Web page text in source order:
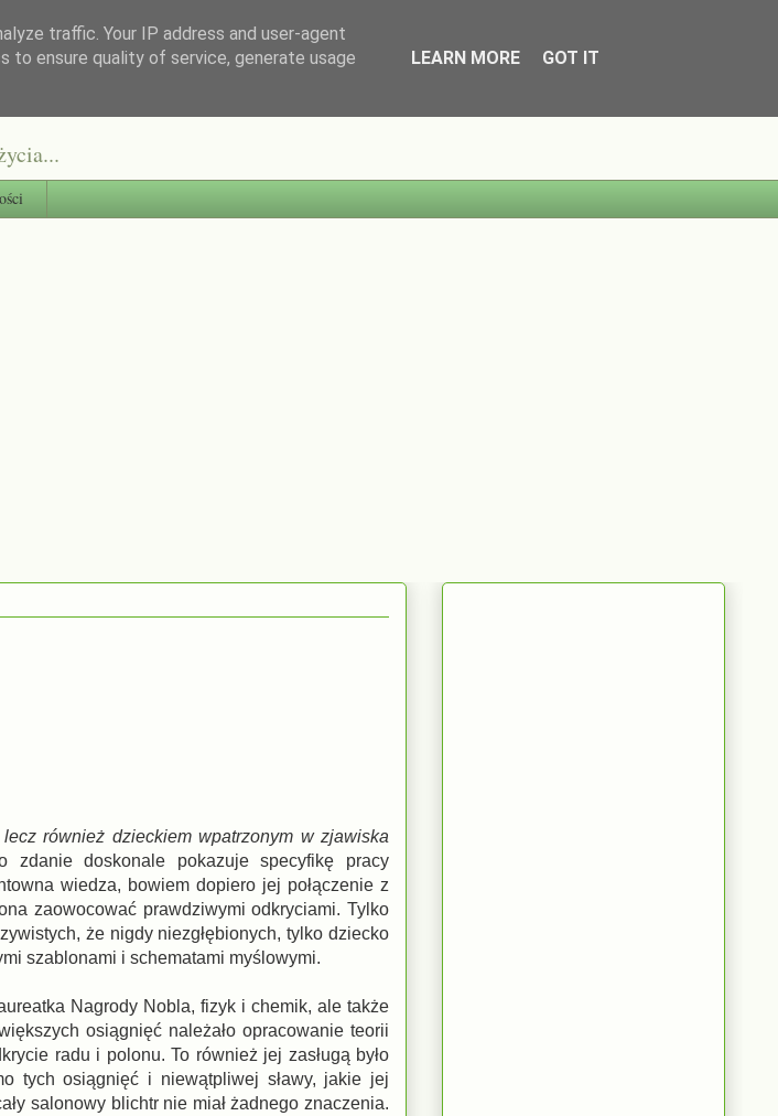
również dzieckiem wpatrzonym w zjawiska
zdanie doskonale pokazuje specyfikę pracy
wiedza, bowiem dopiero jej połączenie z
zaowocować prawdziwymi odkryciami. Tylko
że nigdy niezgłębionych, tylko dziecko
szablonami i schematami myślowymi.
Nagrody Nobla, fizyk i chemik, ale także
osiągnięć należało opracowanie teorii
radu i polonu. To również jej zasługą było
tych osiągnięć i niewątpliwej sławy, jakie jej
salonowy blichtr nie miał żadnego znaczenia.
traffic. Your IP address and user-agent
to ensure quality of service, generate usage
LEARN MORE GOT IT